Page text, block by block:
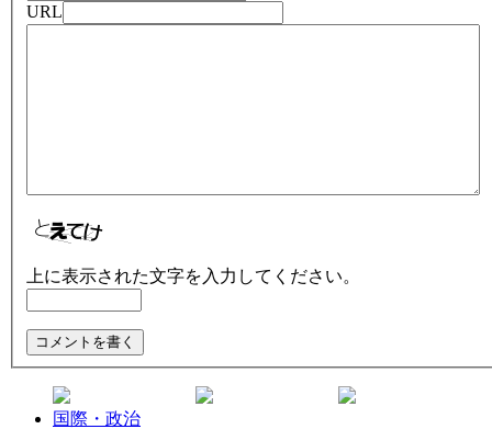
URL
上に表示された文字を入力してください。
国際・政治